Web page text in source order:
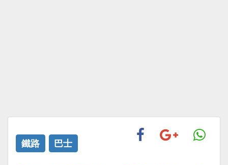
鐵路 巴士